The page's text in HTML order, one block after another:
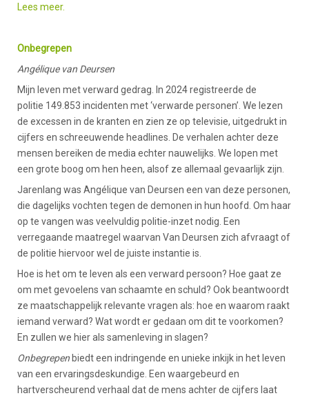
Lees meer.
Onbegrepen
Angélique van Deursen
Mijn leven met verward gedrag. In 2024 registreerde de
politie 149.853 incidenten met ‘verwarde personen’. We lezen
de excessen in de kranten en zien ze op televisie, uitgedrukt in
cijfers en schreeuwende headlines. De verhalen achter deze
mensen bereiken de media echter nauwelijks. We lopen met
een grote boog om hen heen, alsof ze allemaal gevaarlijk zijn.
Jarenlang was Angélique van Deursen een van deze personen,
die dagelijks vochten tegen de demonen in hun hoofd. Om haar
op te vangen was veelvuldig politie-inzet nodig. Een
verregaande maatregel waarvan Van Deursen zich afvraagt of
de politie hiervoor wel de juiste instantie is.
Hoe is het om te leven als een verward persoon? Hoe gaat ze
om met gevoelens van schaamte en schuld? Ook beantwoordt
ze maatschappelijk relevante vragen als: hoe en waarom raakt
iemand verward? Wat wordt er gedaan om dit te voorkomen?
En zullen we hier als samenleving in slagen?
Onbegrepenbiedt een indringende en unieke inkijk in het leven
van een ervaringsdeskundige. Een waargebeurd en
hartverscheurend verhaal dat de mens achter de cijfers laat